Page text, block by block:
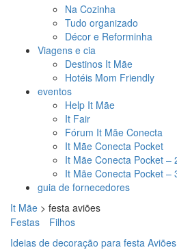
Na Cozinha
Tudo organizado
Décor e Reforminha
Viagens e cia
Destinos It Mãe
Hotéis Mom Friendly
eventos
Help It Mãe
It Fair
Fórum It Mãe Conecta
It Mãe Conecta Pocket
It Mãe Conecta Pocket –
It Mãe Conecta Pocket –
guia de fornecedores
It Mãe > festa aviões
Festas
Filhos
Ideias de decoração para festa Aviões